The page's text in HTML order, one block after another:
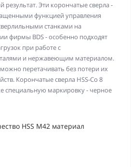
результат. Эти корончатые сверла -
функцией управления
станками на
фирмы BDS - особенно подходят
при работе с
и нержавеющим материалом.
перетачивать без потери их
Корончатые сверла HSS-Co 8
специальную маркировку - черное
HSS M42 материал